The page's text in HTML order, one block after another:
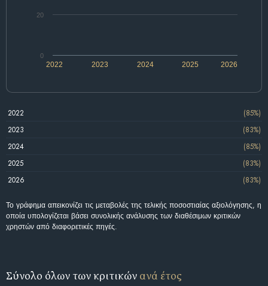
2022 2024 2026
2023 2025
0
20
2022
(85%)
2023
(83%)
2024
(85%)
2025
(83%)
2026
(83%)
Το γράφημα απεικονίζει τις μεταβολές της τελικής ποσοστιαίας αξιολόγησης, η
οποία υπολογίζεται βάσει συνολικής ανάλυσης των διαθέσιμων κριτικών
χρηστών από διαφορετικές πηγές.
Σύνολο όλων των κριτικών ανά έτος